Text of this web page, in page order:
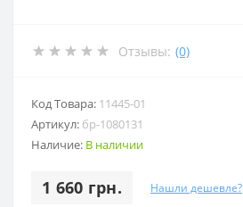
Отзывы: (0)
Код Товара: 11445-01
Артикул: бр-1080131
Наличие: В наличии
1 660 грн. Нашли дешевле?